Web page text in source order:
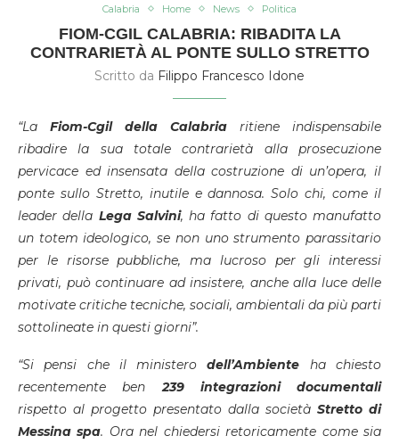
Calabria Home News Politica
FIOM-CGIL CALABRIA: RIBADITA LA
CONTRARIETÀ AL PONTE SULLO STRETTO
Scritto da Filippo Francesco Idone
“La Fiom-Cgil della Calabria ritiene indispensabile
ribadire la sua totale contrarietà alla prosecuzione
pervicace ed insensata della costruzione di un’opera, il
ponte sullo Stretto, inutile e dannosa. Solo chi, come il
leader della Lega Salvini, ha fatto di questo manufatto
un totem ideologico, se non uno strumento parassitario
per le risorse pubbliche, ma lucroso per gli interessi
privati, può continuare ad insistere, anche alla luce delle
motivate critiche tecniche, sociali, ambientali da più parti
sottolineate in questi giorni”.
“Si pensi che il ministerodell’Ambiente ha chiesto
recentemente ben239 integrazioni documentali
rispetto al progetto presentato dalla società Stretto di
Messina spa. Ora nel chiedersi retoricamente come sia